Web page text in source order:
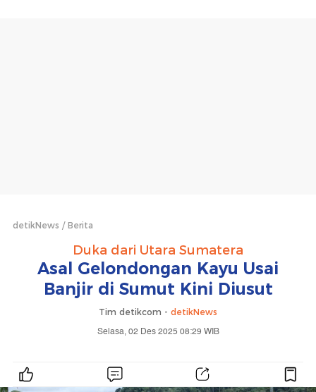
detikNews Berita
Duka dari Utara Sumatera
Asal Gelondongan Kayu Usai
Banjir di Sumut Kini Diusut
Tim detikcom - detikNews
Selasa, 02 Des 2025 08:29 WIB